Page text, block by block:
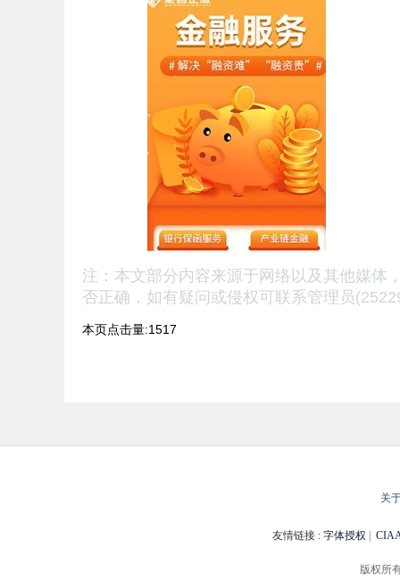
注：本文部分内容来源于网络以及其他媒体
否正确， 如有疑问或侵权可联系管理员
本页点击量:1517
关
友情链接 : 字体授权
版权所